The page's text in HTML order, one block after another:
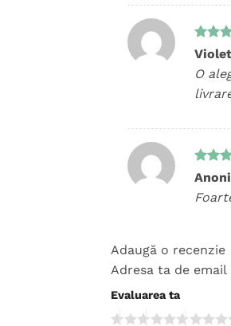
O
Adaugă o recenzie
Adresa ta de
Evaluarea ta